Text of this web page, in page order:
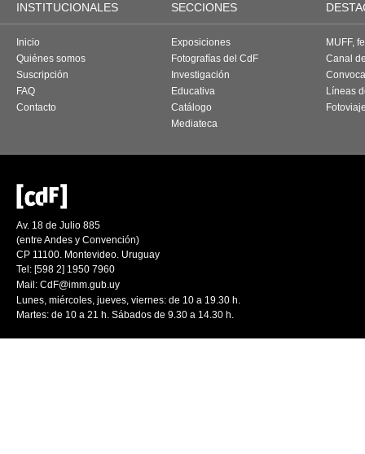
INSTITUCIONALES SECCIONES
Inicio
Quiénes somos
Suscripción
FAQ
Contacto
Exposiciones
Fotografías del CdF
Investigación
Educativa
Catálogo
Mediateca
MUFF,
Canal
Líneas
Av. 18 de Julio 885
(entre Andes y Convención)
CP 11100. Montevideo. Uruguay
Tel: [598 2] 1950 7960
Mail: CdF@imm.gub.uy
Lunes, miércoles, jueves, viernes: de 10 a 19.30 h.
Martes: de 10 a 21 h. Sábados de 9.30 a 14.30 h.